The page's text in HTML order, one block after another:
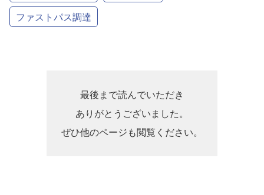
ファストパス調達
最後まで読んでいただき
ありがとうございました。
ぜひ他のページも閲覧ください。